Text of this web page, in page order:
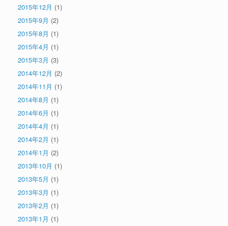
2015年12月 (1)
2015年9月 (2)
2015年8月 (1)
2015年4月 (1)
2015年3月 (3)
2014年12月 (2)
2014年11月 (1)
2014年8月 (1)
2014年6月 (1)
2014年4月 (1)
2014年2月 (1)
2014年1月 (2)
2013年10月 (1)
2013年5月 (1)
2013年3月 (1)
2013年2月 (1)
2013年1月 (1)